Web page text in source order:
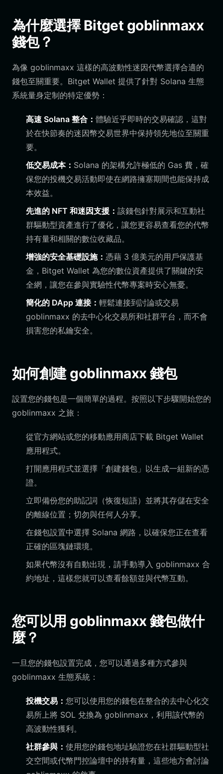
為什麼選擇 Bitget goblinmaxx
錢包？
為像 goblinmaxx 這樣的高波動性迷因代幣選擇合適的
錢包至關重要。Bitget Wallet 提供了針對 Solana 生態
系統量身定制的特定優勢：
高速 Solana 整合： 體驗近乎即時的交易確認，這對
於在快節奏的迷因幣交易世界中保持領先地位至關重
要。
低交易成本： Solana 的架構允許極低的 Gas 費，確
保您的投機交易活動即使在網路擁塞期間也能保持成
本效益。
先進的 NFT 和迷因支援： 該錢包針對展示和互動社
群驅動型資產進行了優化，讓您更容易查看您的代幣
持有量和相關的數位收藏品。
增強的安全基礎設施： 憑藉 3 億美元的用戶保護基
金，Bitget Wallet 為您的數位資產提供了關鍵的安
全網，讓您在參與實驗性代幣專案時安心無憂。
簡化的 DApp 連接： 輕鬆連接到討論或交易
goblinmaxx 的去中心化交易所和社群平台，而不會
損害您的私鑰安全。
如何創建 goblinmaxx 錢包
設置您的錢包是一個簡單的過程。按照以下步驟開始您的
goblinmaxx 之旅：
從官方網站或您的移動應用商店下載 Bitget Wallet
應用程式。
打開應用程式並選擇「創建錢包」以生成一組新的憑
證。
立即備份您的助記詞（恢復短語）並將其存儲在安全
的離線位置；切勿與任何人分享。
在錢包設置中選擇 Solana 網路，以確保您正在查看
正確的區塊鏈環境。
如果代幣沒有自動出現，請手動導入 goblinmaxx 合
約地址，這樣您就可以查看餘額並與代幣互動。
您可以用 goblinmaxx 錢包做什
麼？
一旦您的錢包設置完成，您可以通過多種方式參與
goblinmaxx 生態系統：
投機交易： 您可以使用您的錢包在整合的去中心化交
易所上將 SOL 兌換為 goblinmaxx，利用該代幣的
高波動性獲利。
社群參與： 使用您的錢包地址驗證您在社群驅動型社
交空間或代幣門控論壇中的持有量，這些地方會討論